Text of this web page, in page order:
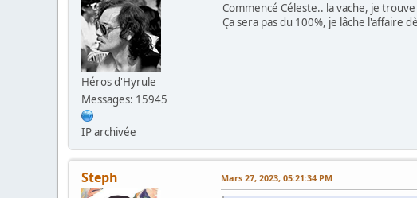
Héros d'Hyrule
Messages: 15945
IP archivée
Commencé Céleste.. la vache, je
Ça sera pas du 100%, je lâche l'affaire
Steph Mars 27, 2023, 05:21:34 PM